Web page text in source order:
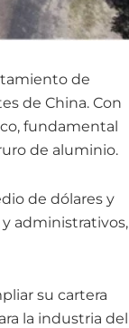
de
de China. Con
fundamental
de aluminio.
de dólares y
administrativos,
su cartera
la industria del